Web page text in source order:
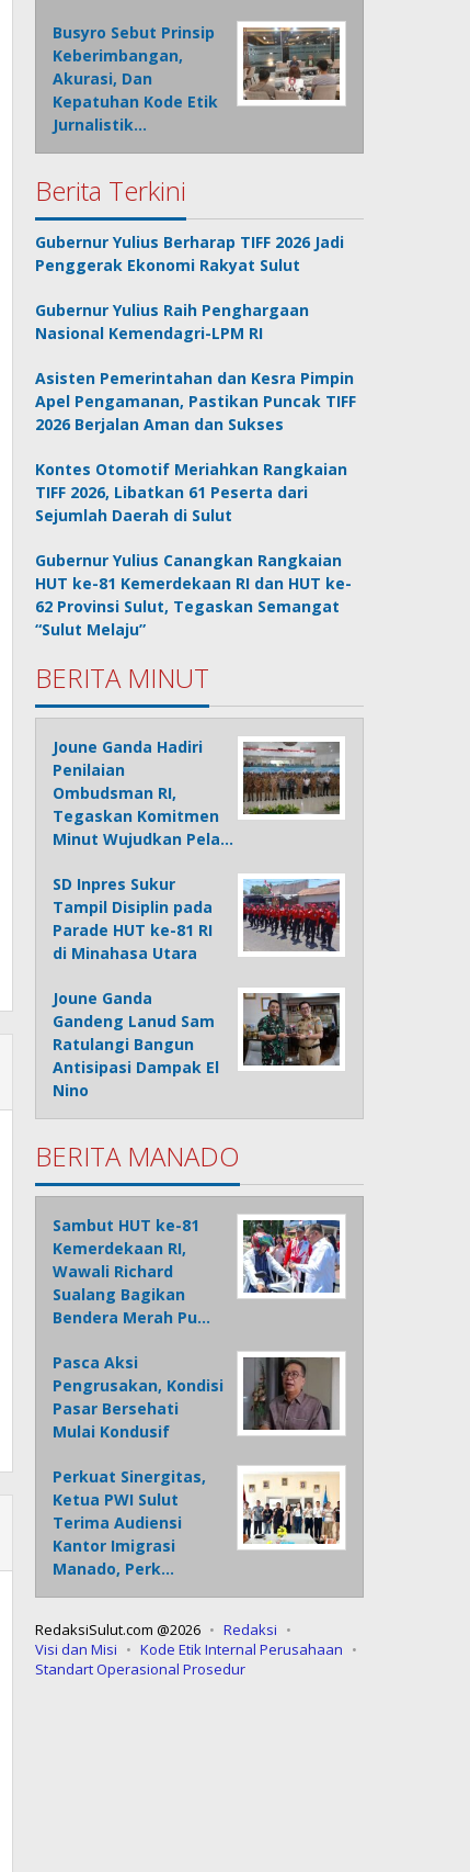
Busyro Sebut Prinsip
Keberimbangan,
Akurasi, Dan
Kepatuhan Kode Etik
Jurnalistik…
Berita Terkini
Gubernur Yulius Berharap TIFF 2026 Jadi
Penggerak Ekonomi Rakyat Sulut
Gubernur Yulius Raih Penghargaan
Nasional Kemendagri-LPM RI
Asisten Pemerintahan dan Kesra Pimpin
Apel Pengamanan, Pastikan Puncak TIFF
2026 Berjalan Aman dan Sukses
Kontes Otomotif Meriahkan Rangkaian
TIFF 2026, Libatkan 61 Peserta dari
Sejumlah Daerah di Sulut
Gubernur Yulius Canangkan Rangkaian
HUT ke-81 Kemerdekaan RI dan HUT ke-
62 Provinsi Sulut, Tegaskan Semangat
“Sulut Melaju”
BERITA MINUT
Joune Ganda Hadiri
Penilaian
Ombudsman RI,
Tegaskan Komitmen
Minut Wujudkan Pela…
SD Inpres Sukur
Tampil Disiplin pada
Parade HUT ke-81 RI
di Minahasa Utara
Joune Ganda
Gandeng Lanud Sam
Ratulangi Bangun
Antisipasi Dampak El
Nino
BERITA MANADO
Sambut HUT ke-81
Kemerdekaan RI,
Wawali Richard
Sualang Bagikan
Bendera Merah Pu…
Pasca Aksi
Pengrusakan, Kondisi
Pasar Bersehati
Mulai Kondusif
Perkuat Sinergitas,
Ketua PWI Sulut
Terima Audiensi
Kantor Imigrasi
Manado, Perk…
RedaksiSulut.com @2026
Redaksi
Visi dan Misi
Kode Etik Internal Perusahaan
Standart Operasional Prosedur